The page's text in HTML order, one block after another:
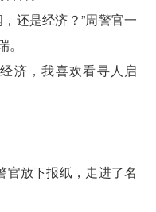
还是经济？”周警官一
济，我喜欢看寻人启
官放下报纸，走进了名